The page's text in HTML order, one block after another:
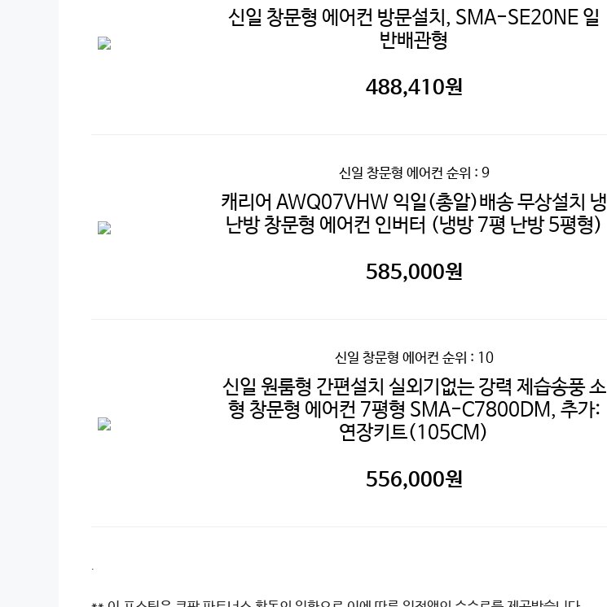
신일 창문형 에어컨 방문설치, SMA-SE20NE 일
반배관형
488,410원
신일 창문형 에어컨 순위 : 9
캐리어 AWQ07VHW 익일(총알)배송 무상설치 냉
난방 창문형 에어컨 인버터 (냉방 7평 난방 5평형)
585,000원
신일 창문형 에어컨 순위 : 10
신일 원룸형 간편설치 실외기없는 강력 제습송풍 소
형 창문형 에어컨 7평형 SMA-C7800DM, 추가:
연장키트(105CM)
556,000원
.